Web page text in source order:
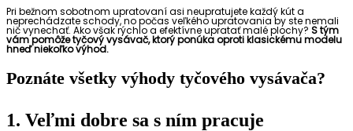
Pri bežnom sobotnom upratovaní asi neupratujete každý kút a
neprechádzate schody, no počas veľkého upratovania by ste nemali
nič vynechať. Ako však rýchlo a efektívne upratať malé plochy? S tým
vám pomôže tyčový vysávač, ktorý ponúka oproti klasickému modelu
hneď niekoľko výhod.
Poznáte všetky výhody tyčového vysávača?
1. Veľmi dobre sa s ním pracuje